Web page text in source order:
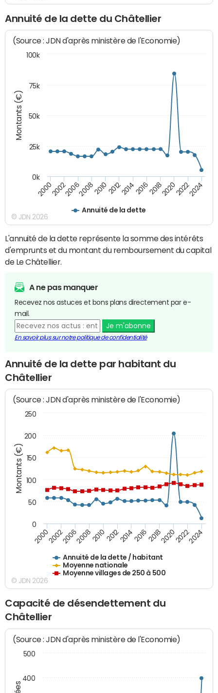
Annuité de la dette du Châtellier
Montants (€)
(Source : JDN d'après ministère de l'Economie)
Annuité de la dette
200020022006200820102012201420162018202020222024
0k
25k
50k
75k
100k
© JDN 2026
L'annuité de la dette représente la somme des intérêts
d'emprunts et du montant du remboursement du capital
de Le Châtellier.
A ne pas manquer
Recevez nos astuces et bons plans directement par e-
mail.
Je m'abonne
En savoir plus sur notre politique de confidentialité
Annuité de la dette par habitant du
Châtellier
Montants (€)
(Source : JDN d'après ministère de l'Economie)
Annuité de la dette / habitant
Moyenne nationale
Moyenne villages de 250 à 500
200020022006200820102012201420162018202020222024
0
50
100
150
200
250
© JDN 2026
Capacité de désendettement du
Châtellier
(Source : JDN d'après ministère de l'Economie)
400
500